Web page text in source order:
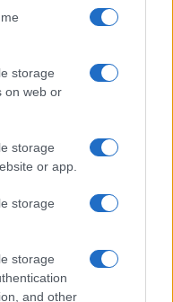
storage
on web or
storage
or app.
storage
storage
and other
weekend a Olbia e in
bella anche dal
fa
il centro
spaccio e degrado: